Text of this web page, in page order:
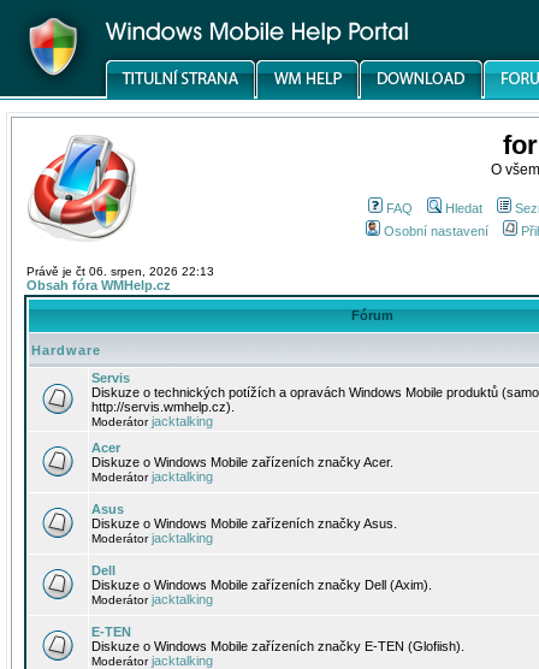
O
FAQ Hledat
Osobní nastavení
Právě je čt 06. srpen, 2026 22:13
Obsah fóra WMHelp.cz
Fórum
Hardware
Servis
Diskuze o technických potížích a opravách Windows Mobile produktů
http://servis.wmhelp.cz).
Moderátorjacktalking
Acer
Diskuze o Windows Mobile zařízeních značky Acer.
Moderátorjacktalking
Asus
Diskuze o Windows Mobile zařízeních značky Asus.
Moderátorjacktalking
Dell
Diskuze o Windows Mobile zařízeních značky Dell (Axim).
Moderátorjacktalking
E-TEN
Diskuze o Windows Mobile zařízeních značky E-TEN (Glofiish).
Moderátorjacktalking